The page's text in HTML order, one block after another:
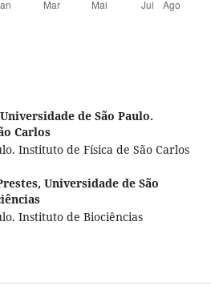
Universidade de São Paulo.
Carlos
Instituto de Física de São Carlos
Universidade de São
Instituto de Biociências